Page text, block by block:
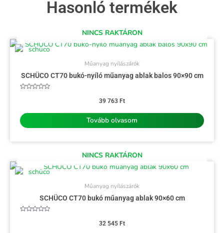
Hasonló termékek
NINCS RAKTÁRON
Műanyag nyílászárók
SCHÜCO CT70 bukó-nyíló műanyag ablak balos 90×90 cm
39 763 Ft
Tovább olvasom
NINCS RAKTÁRON
Műanyag nyílászárók
SCHÜCO CT70 bukó műanyag ablak 90×60 cm
32 545 Ft